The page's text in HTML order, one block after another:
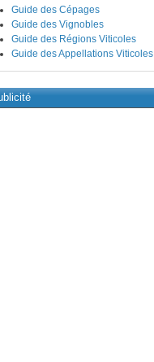
Guide des Cépages
Guide des Vignobles
Guide des Régions Viticoles
Guide des Appellations Viticoles